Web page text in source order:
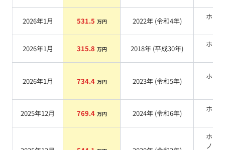
2026年1月 531.5 万円 2022年 (令和4年)
ホワ
2026年1月 315.8 万円 2018年 (平成30年)
ホワ
2026年1月 734.4 万円 2023年 (令和5年)
ホワ
2025年12月 769.4 万円 2024年 (令和6年)
ホワ
ホワ
ノー